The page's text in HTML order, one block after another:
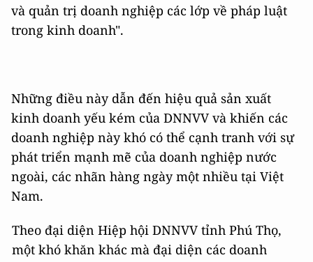
và quản trị doanh nghiệp các lớp về pháp luật
trong kinh doanh".
Những điều này dẫn đến hiệu quả sản xuất
kinh doanh yếu kém của DNNVV và khiến các
doanh nghiệp này khó có thể cạnh tranh với sự
phát triển mạnh mẽ của doanh nghiệp nước
ngoài, các nhãn hàng ngày một nhiều tại Việt
Nam.
Theo đại diện Hiệp hội DNNVV tỉnh Phú Thọ,
một khó khăn khác mà đại diện các doanh